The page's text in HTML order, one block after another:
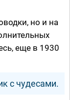
но и на
еще в 1930
с чудесами.